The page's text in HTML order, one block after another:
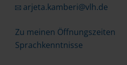
arjeta.kamberi@vlh.de
Zu meinen Öffnungszeiten
Sprachkenntnisse